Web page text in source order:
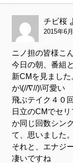
チビ桜
2015年6
ニノ担の皆様こ
今日の朝、番組
新CMを見まし
か\(//∇//)\可愛い
飛ぶテイク４０
日立のCMでセ
か同じ回数シン
て、思いました。
それと、エナジ
凄いですね